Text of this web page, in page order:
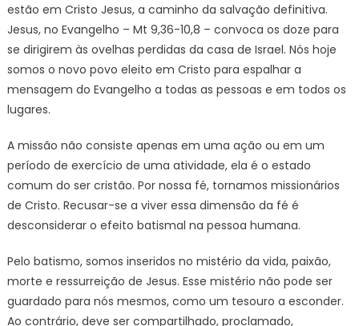
estão em Cristo Jesus, a caminho da salvação definitiva.
Jesus, no Evangelho – Mt 9,36-10,8 – convoca os doze para
se dirigirem às ovelhas perdidas da casa de Israel. Nós hoje
somos o novo povo eleito em Cristo para espalhar a
mensagem do Evangelho a todas as pessoas e em todos os
lugares.
A missão não consiste apenas em uma ação ou em um
período de exercício de uma atividade, ela é o estado
comum do ser cristão. Por nossa fé, tornamos missionários
de Cristo. Recusar-se a viver essa dimensão da fé é
desconsiderar o efeito batismal na pessoa humana.
Pelo batismo, somos inseridos no mistério da vida, paixão,
morte e ressurreição de Jesus. Esse mistério não pode ser
guardado para nós mesmos, como um tesouro a esconder.
Ao contrário, deve ser compartilhado, proclamado,